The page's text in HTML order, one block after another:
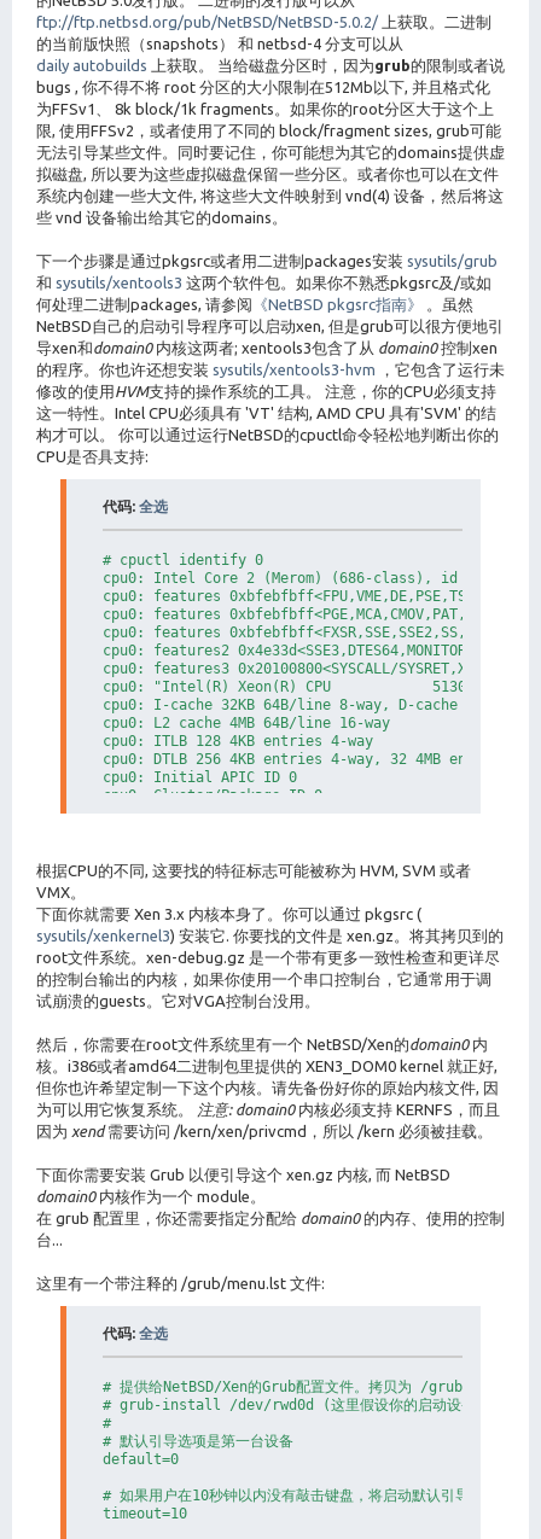
ftp://ftp.netbsd.org/pub/NetBSD/NetBSD-5.0.2/ 上获取。二进制
的当前版快照（snapshots） 和 netbsd-4 分支可以从
daily autobuilds 上获取。 当给磁盘分区时，因为grub的限制或者说
bugs , 你不得不将 root 分区的大小限制在512Mb以下, 并且格式化
为FFSv1、 8k block/1k fragments。如果你的root分区大于这个上
限, 使用FFSv2，或者使用了不同的 block/fragment sizes, grub可能
无法引导某些文件。同时要记住，你可能想为其它的domains提供虚
拟磁盘, 所以要为这些虚拟磁盘保留一些分区。或者你也可以在文件
系统内创建一些大文件, 将这些大文件映射到 vnd(4) 设备，然后将这
些 vnd 设备输出给其它的domains。
下一个步骤是通过pkgsrc或者用二进制packages安装 sysutils/grub
和 sysutils/xentools3 这两个软件包。如果你不熟悉pkgsrc及/或如
何处理二进制packages, 请参阅 《NetBSD pkgsrc指南》
。虽然
NetBSD自己的启动引导程序可以启动xen, 但是grub可以很方便地引
导xen和domain0内核这两者; xentools3包含了从 domain0控制xen
的程序。你也许还想安装 sysutils/xentools3-hvm ，它包含了运行未
修改的使用HVM支持的操作系统的工具。 注意，你的CPU必须支持
这一特性。Intel CPU必须具有 'VT' 结构, AMD CPU 具有'SVM' 的结
构才可以。 你可以通过运行NetBSD的cpuctl命令轻松地判断出你的
CPU是否具支持:
代码: 全选
# cpuctl identify 0
cpu0: Intel Core 2 (Merom) (686-class), id 0x6f6
cpu0: features
cpu0: features
cpu0: features
cpu0: features2 0x4e33d<SSE3,DTES64,MONITOR,DS-
cpu0: features3 0x20100800<SYSCALL/SYSRET,XD,EM64T>
cpu0: "Intel(R) Xeon(R) CPU            5130  @
cpu0: I-cache 32KB 64B/line 8-way, D-cache 32KB
cpu0: L2 cache 4MB 64B/line 16-way
cpu0: ITLB 128 4KB entries 4-way
cpu0: DTLB 256 4KB entries 4-way, 32 4MB entries 4-
cpu0: Initial APIC ID 0
cpu0: Cluster/Package ID 0
根据CPU的不同, 这要找的特征标志可能被称为 HVM, SVM 或者
VMX。
下面你就需要 Xen 3.x 内核本身了。你可以通过 pkgsrc (
sysutils/xenkernel3) 安装它. 你要找的文件是 xen.gz。将其拷贝到的
root文件系统。xen-debug.gz 是一个带有更多一致性检查和更详尽
的控制台输出的内核，如果你使用一个串口控制台，它通常用于调
试崩溃的guests。它对VGA控制台没用。
然后，你需要在root文件系统里有一个 NetBSD/Xen的domain0 内
核。i386或者amd64二进制包里提供的 XEN3_DOM0 kernel 就正好,
但你也许希望定制一下这个内核。请先备份好你的原始内核文件, 因
为可以用它恢复系统。
注意: domain0内核必须支持 KERNFS，而且
因为 xend需要访问 /kern/xen/privcmd，所以 /kern 必须被挂载。
下面你需要安装 Grub 以便引导这个 xen.gz 内核, 而 NetBSD
domain0内核作为一个 module。
在 grub 配置里，你还需要指定分配给 domain0 的内存、使用的控制
台...
这里有一个带注释的 /grub/menu.lst 文件:
代码: 全选
# 提供给NetBSD/Xen的Grub配置文件。拷贝为 /grub/menu.lst
# grub-install /dev/rwd0d (这里假设你的启动设备为 wd0).
#
# 默认引导选项是第一台设备
default=0
# 如果用户在10秒钟以内没有敲击键盘，将启动默认引导选项
timeout=10